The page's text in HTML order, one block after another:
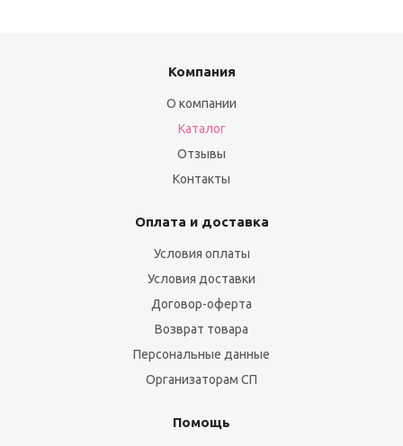
Компания
О компании
Каталог
Отзывы
Контакты
Оплата и доставка
Условия оплаты
Условия доставки
Договор-оферта
Возврат товара
Персональные данные
Организаторам СП
Помощь